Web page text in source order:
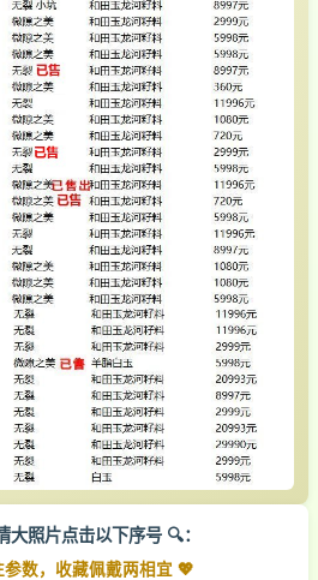
大照片点击以下序号 🔍：
数，收藏佩戴两相宜 💖